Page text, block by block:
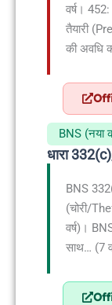
वर्ष।
तैयारी
की अवधि
BNS (नया
धारा
BNS
(चोरी/
वर्ष)।
साथ… (7